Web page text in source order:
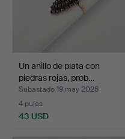
Un anillo de plata con
piedras rojas, prob…
Subastado 19 may 2026
4 pujas
43 USD